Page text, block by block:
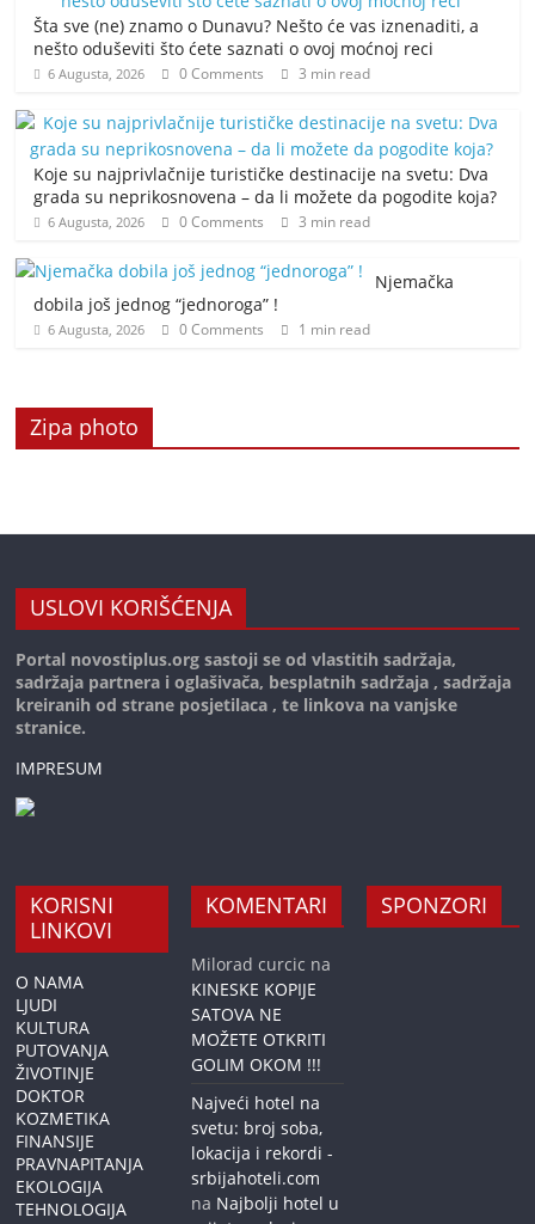
Šta sve (ne) znamo o Dunavu? Nešto će vas iznenaditi, a
nešto oduševiti što ćete saznati o ovoj moćnoj reci
6 Augusta, 2026 0 Comments 3 min read
Koje su najprivlačnije turističke destinacije na svetu: Dva
grada su neprikosnovena – da li možete da pogodite koja?
6 Augusta, 2026 0 Comments 3 min read
Njemačka
dobila još jednog “jednoroga” !
6 Augusta, 2026 0 Comments 1 min read
Zipa photo
USLOVI KORIŠĆENJA
Portal novostiplus.org sastoji se od vlastitih sadržaja,
sadržaja partnera i oglašivača, besplatnih sadržaja , sadržaja
kreiranih od strane posjetilaca , te linkova na vanjske
stranice.
IMPRESUM
KORISNI
LINKOVI
O NAMA
LJUDI
KULTURA
PUTOVANJA
ŽIVOTINJE
DOKTOR
KOZMETIKA
FINANSIJE
PRAVNAPITANJA
EKOLOGIJA
TEHNOLOGIJA
KOMENTARI
Milorad curcic na
KINESKE KOPIJE
SATOVA NE
MOŽETE OTKRITI
GOLIM OKOM !!!
Najveći hotel na
svetu: broj soba,
lokacija i rekordi -
srbijahoteli.com
na Najbolji hotel u
SPONZORI